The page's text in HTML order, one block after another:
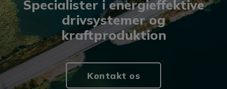
Kvalitet og bæredygtighed
Virksomheden BEVI
Choose language
Specialister i energieffektive
drivsystemer og
kraftproduktion
Kontakt os